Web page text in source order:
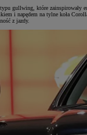
gullwing, które
i napędem na tylne koła
z jazdy.